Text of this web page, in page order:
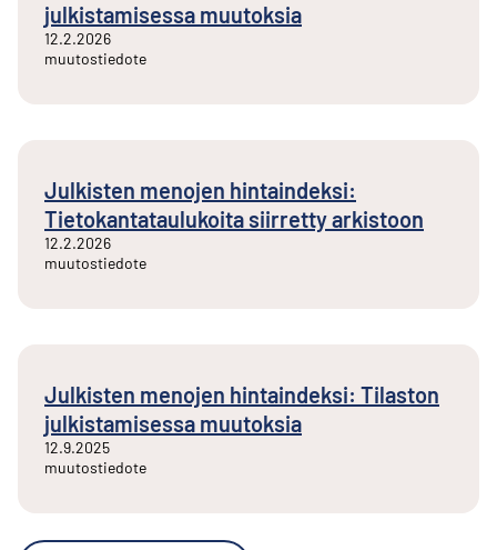
julkistamisessa muutoksia
12.2.2026
muutostiedote
Julkisten menojen hintaindeksi:
Tietokantataulukoita siirretty arkistoon
12.2.2026
muutostiedote
Julkisten menojen hintaindeksi: Tilaston
julkistamisessa muutoksia
12.9.2025
muutostiedote